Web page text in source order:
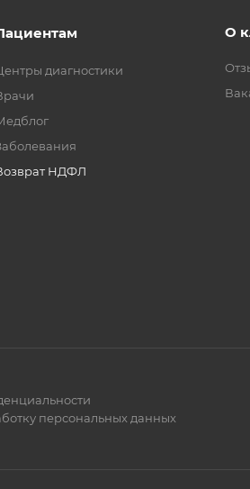
диагностики
НДФЛ
О
персональных данных